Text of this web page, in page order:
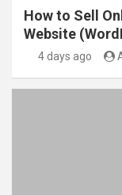
How to Sell
Website
4 days ago